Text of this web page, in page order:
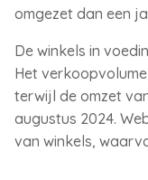
omgezet dan een
De winkels in
Het
terwijl de omzet
augustus 2024.
van winkels,